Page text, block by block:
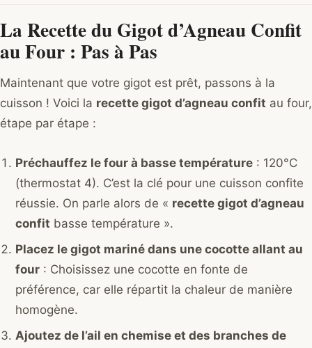
La Recette du Gigot d’Agneau Confit
au Four : Pas à Pas
Maintenant que votre gigot est prêt, passons à la
cuisson ! Voici la recette gigot d’agneau confit au four,
étape par étape :
Préchauffez le four à basse température : 120°C
(thermostat 4). C’est la clé pour une cuisson confite
réussie. On parle alors de « recette gigot d’agneau
confit basse température ».
Placez le gigot mariné dans une cocotte allant au
four : Choisissez une cocotte en fonte de
préférence, car elle répartit la chaleur de manière
homogène.
Ajoutez de l’ail en chemise et des branches de